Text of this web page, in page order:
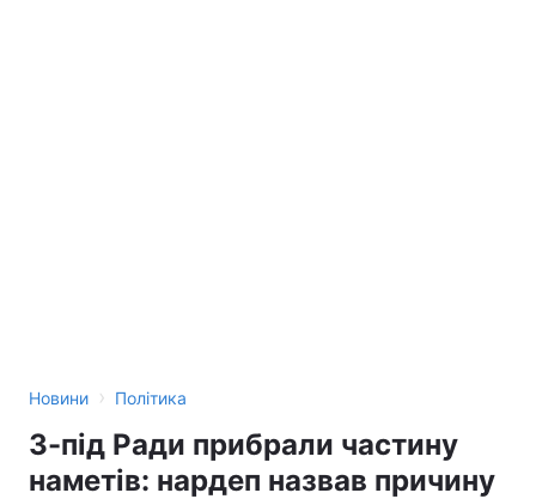
Новини › Політика
З-під Ради прибрали частину
наметів: нардеп назвав причину